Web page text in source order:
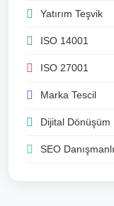
Yatırım Teşvik
ISO 14001
ISO 27001
Marka Tescil
Dijital Dönüşüm
SEO